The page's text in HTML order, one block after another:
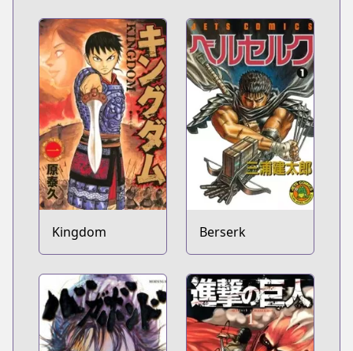
Kingdom Berserk